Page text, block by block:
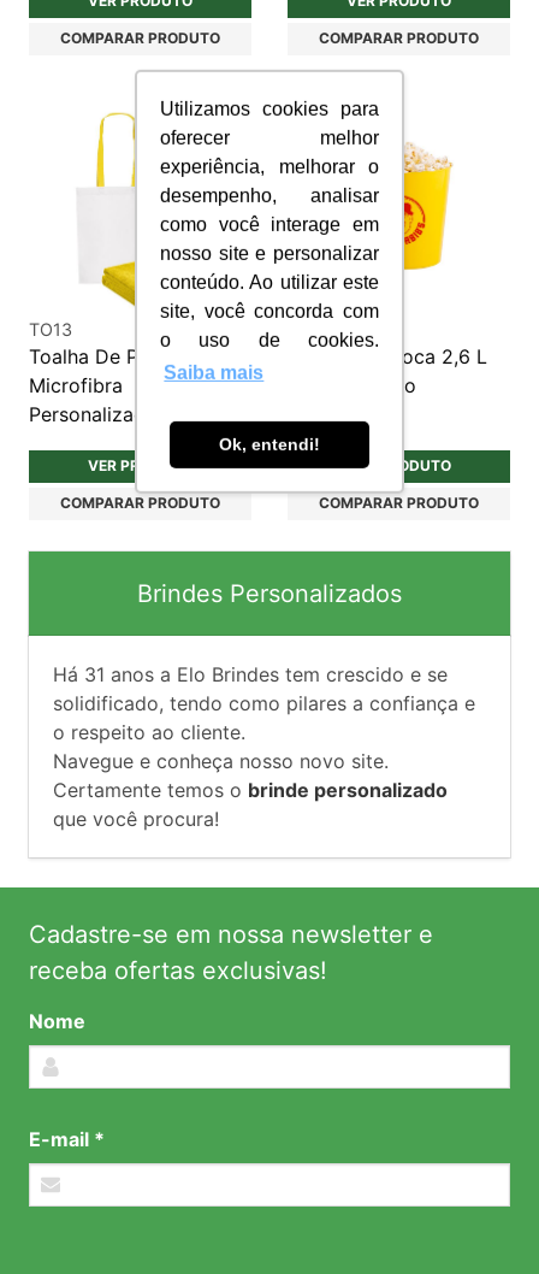
Utilizamos cookies para
oferecer melhor
experiência, melhorar o
desempenho, analisar
como você interage em
nosso site e personalizar
conteúdo. Ao utilizar este
site, você concorda com
o uso de cookies.
Saiba mais
Ok, entendi!
COMPARAR PRODUTO COMPARAR PRODUTO
TO13
Toalha De Praia em
Microfibra
Personalizada
VER PRODUTO
COMPARAR PRODUTO
KCH138B
Balde de Pipoca 2,6 L
Personalizado
VER PRODUTO
COMPARAR PRODUTO
Brindes Personalizados
Há 31 anos a Elo Brindes tem crescido e se
solidificado, tendo como pilares a confiança e
o respeito ao cliente.
Navegue e conheça nosso novo site.
Certamente temos o brinde personalizado
que você procura!
Cadastre-se em nossa newsletter e
receba ofertas exclusivas!
Nome
E-mail *